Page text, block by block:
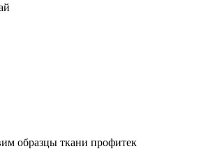
образцы ткани профитек